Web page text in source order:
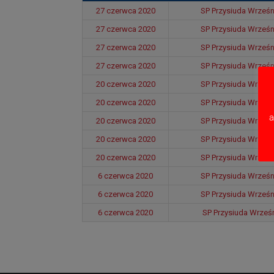
27 czerwca 2020 SP Przysiuda
27 czerwca 2020
SP Przysiuda
27 czerwca 2020
SP Przysiuda
27 czerwca 2020
SP Przysiuda
20 czerwca 2020
SP Przysiuda
20 czerwca 2020
SP Przysiuda
20 czerwca 2020
SP Przysiuda
20 czerwca 2020
SP Przysiuda
20 czerwca 2020
SP Przysiuda
6 czerwca 2020
SP Przysiuda
6 czerwca 2020
SP Przysiuda
6 czerwca 2020
SP Przysiuda